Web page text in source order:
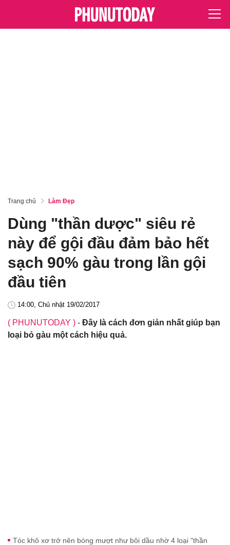
Trang chủ Làm Đẹp
Dùng "thần dược" siêu rẻ
này để gội đầu đảm bảo hết
sạch 90% gàu trong lần gội
đầu tiên
14:00, Chủ nhật 19/02/2017
( PHUNUTODAY ) - Đây là cách đơn giản nhất giúp bạn
loại bỏ gàu một cách hiệu quả.
Tóc khô xơ trở nên bóng mượt như bôi dầu nhờ 4 loại "thần